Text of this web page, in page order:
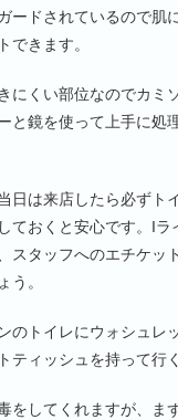
ードされているので肌
できます。
にくい部位なのでカミ
と鏡を使って上手に処
日は来店したら必ずト
ておくと安心です。Iラ
スタッフへのエチケッ
う。
のトイレにウォシュレ
ティッシュを持って行
をしてくれますが、ま